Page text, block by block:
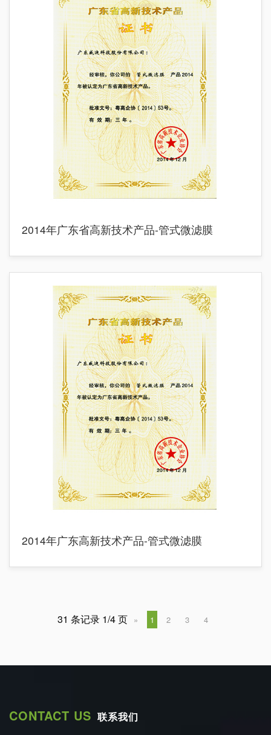
2014年广东省高新技术产品-管式微滤膜
2014年广东高新技术产品-管式微滤膜
31 条记录 1/4 页 » 1 2 3 4
CONTACT US 联系我们